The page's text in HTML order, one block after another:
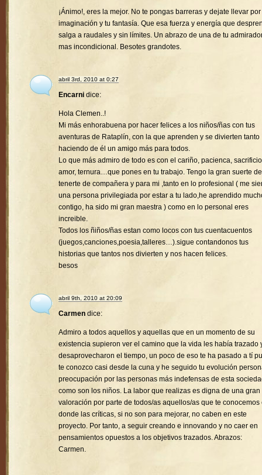
¡Ánimo!, eres la mejor. No te pongas barreras y dejate llevar por
imaginación y tu fantasía. Que esa fuerza y energía que
salga a raudales y sin límites. Un abrazo de una de tu
mas incondicional. Besotes grandotes.
abril 3rd, 2010 at 0:27
Encarni dice:
Hola Clemen..!
Mi más enhorabuena por hacer felices a los niños/ñas con tus
aventuras de Rataplín, con la que aprenden y se divierten tanto
haciendo de él un amigo más para todos.
Lo que más admiro de todo es con el cariño, pacienca,
amor, ternura…que pones en tu trabajo. Tengo la gran suerte de
tenerte de compañera y para mi ,tanto en lo profesional ( me
una persona privilegiada por estar a tu lado,he aprendido
contigo, ha sido mi gran maestra ) como en lo personal eres
increible.
Todos los ñiños/ñas estan como locos con tus cuentacuentos
(juegos,canciones,poesia,talleres…).sigue contandonos tus
historias que tantos nos divierten y nos hacen felices.
besos
abril 9th, 2010 at 20:09
Carmen dice:
Admiro a todos aquellos y aquellas que en un momento de su
existencia supieron ver el camino que la vida les había trazado
desaprovecharon el tiempo, un poco de eso te ha pasado a tí
te conozco casi desde la cuna y he seguido tu evolución
preocupación por las personas más indefensas de esta
como son los niños. La labor que realizas es digna de una gran
valoración por parte de todos/as aquellos/as que te conocemos
donde las críticas, si no son para mejorar, no caben en este
proyecto. Por tanto, a seguir creando e innovando y no caer en
pensamientos opuestos a los objetivos trazados. Abrazos:
Carmen.